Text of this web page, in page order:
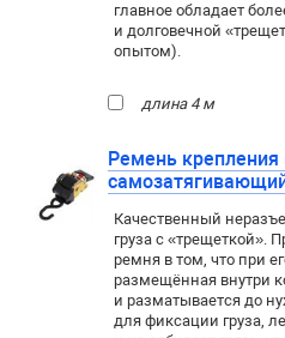
главное обладает
и долговечной
опытом).
длина 4 м
Ремень крепления
Качественный
груза с «трещеткой».
ремня в том, что при
размещённая внутри
и разматывается до
для фиксации груза,